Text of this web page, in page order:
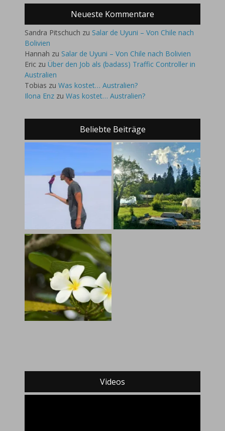
Neueste Kommentare
Sandra Pitschuch zu Salar de Uyuni – Von Chile nach
Bolivien
Hannah zu Salar de Uyuni – Von Chile nach Bolivien
Eric zu Über den Job als (badass) Traffic Controller in
Australien
Tobias zu Was kostet… Australien?
Ilona Enz zu Was kostet… Australien?
Beliebte Beiträge
Videos